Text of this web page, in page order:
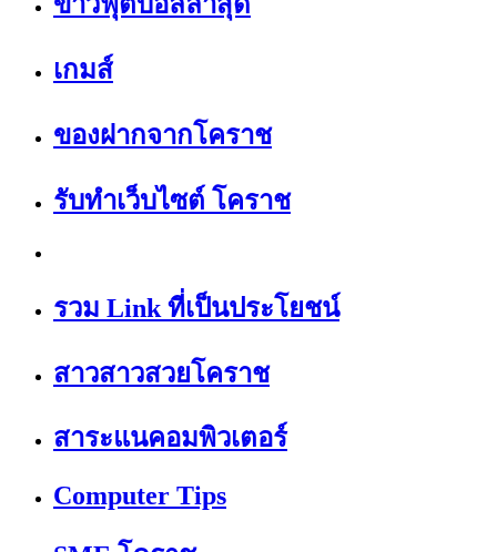
เกมส์
ของฝากจากโคราช
รับทำเว็บไซต์ โคราช
รวม Link ที่เป็นประโยชน์
สาวสาวสวยโคราช
สาระแนคอมพิวเตอร์
Computer Tips